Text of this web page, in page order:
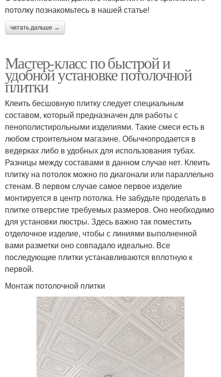
потолку познакомьтесь в нашей статье!
читать дальше →
Мастер-класс по быстрой и
удобной установке потолочной
плитки
Клеить бесшовную плитку следует специальным
составом, который предназначен для работы с
пенополистирольными изделиями. Такие смеси есть в
любом строительном магазине. Обычнопродается в
ведерках либо в удобных для использования тубах.
Разницы между составами в данном случае нет. Клеить
плитку на потолок можно по диагонали или параллельно
стенам. В первом случае самое первое изделие
монтируется в центр потолка. Не забудьте проделать в
плитке отверстие требуемых размеров. Оно необходимо
для установки люстры. Здесь важно так поместить
отделочное изделие, чтобы с линиями выполненной
вами разметки оно совпадало идеально. Все
последующие плитки устанавливаются вплотную к
первой.
Монтаж потолочной плитки